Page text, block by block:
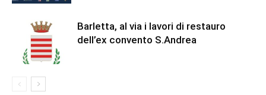
Barletta, al via i lavori di restauro
dell’ex convento S.Andrea